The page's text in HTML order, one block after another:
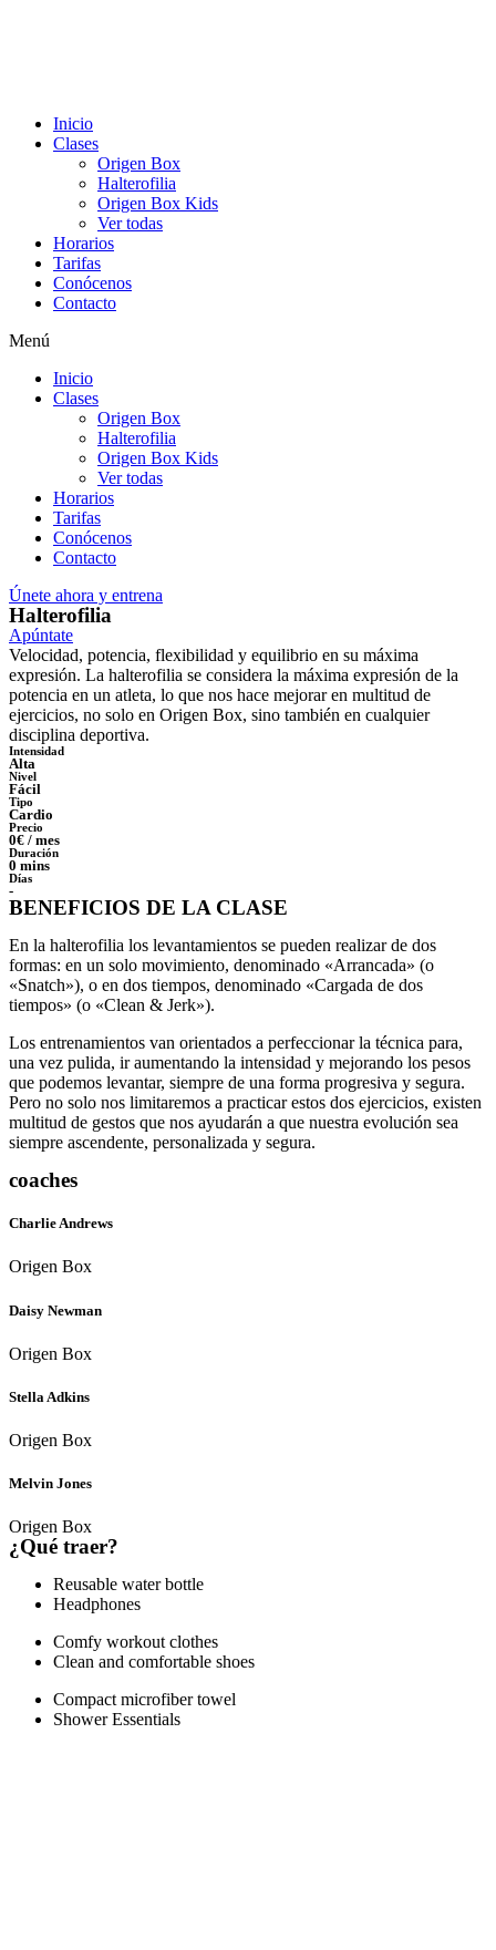
Inicio
Clases
Origen Box
Halterofilia
Origen Box Kids
Ver todas
Horarios
Tarifas
Conócenos
Contacto
Menú
Inicio
Clases
Origen Box
Halterofilia
Origen Box Kids
Ver todas
Horarios
Tarifas
Conócenos
Contacto
Únete ahora y entrena
Halterofilia
Apúntate
Velocidad, potencia, flexibilidad y equilibrio en su máxima
expresión. La halterofilia se considera la máxima expresión de la
potencia en un atleta, lo que nos hace mejorar en multitud de
ejercicios, no solo en Origen Box, sino también en cualquier
disciplina deportiva.
Intensidad
Alta
Nivel
Fácil
Tipo
Cardio
Precio
0€ / mes
Duración
0 mins
Días
-
BENEFICIOS DE LA CLASE
En la halterofilia los levantamientos se pueden realizar de dos
formas: en un solo movimiento, denominado «Arrancada» (o
«Snatch»), o en dos tiempos, denominado «Cargada de dos
tiempos» (o «Clean & Jerk»).
Los entrenamientos van orientados a perfeccionar la técnica para,
una vez pulida, ir aumentando la intensidad y mejorando los pesos
que podemos levantar, siempre de una forma progresiva y segura.
Pero no solo nos limitaremos a practicar estos dos ejercicios, existen
multitud de gestos que nos ayudarán a que nuestra evolución sea
siempre ascendente, personalizada y segura.
coaches
Charlie Andrews
Origen Box
Daisy Newman
Origen Box
Stella Adkins
Origen Box
Melvin Jones
Origen Box
¿Qué traer?
Reusable water bottle
Headphones
Comfy workout clothes
Clean and comfortable shoes
Compact microfiber towel
Shower Essentials